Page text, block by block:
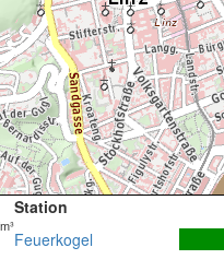
Station
Feuerkogel